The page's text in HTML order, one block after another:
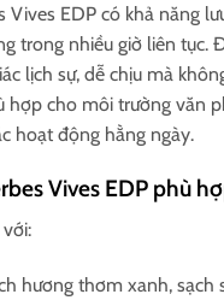
Vives EDP có khả năng
trong nhiều giờ liên tục.
lịch sự, dễ chịu mà
hợp cho môi trường văn
hoạt động hằng ngày.
Vives EDP phù
hương thơm xanh, sạch